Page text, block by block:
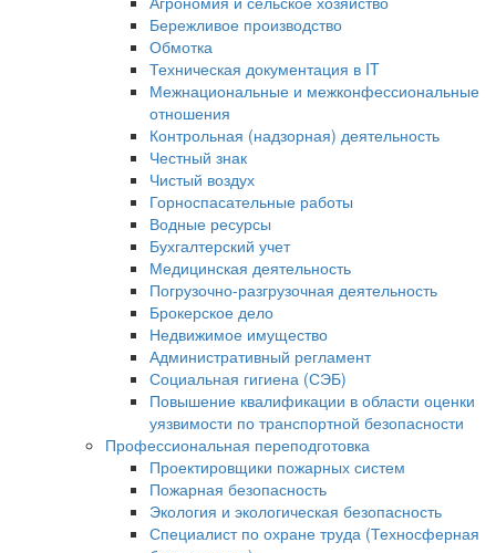
Бережливое производство
Обмотка
Техническая документация в IT
Межнациональные и межконфессиональные
отношения
Контрольная (надзорная) деятельность
Честный знак
Чистый воздух
Горноспасательные работы
Водные ресурсы
Бухгалтерский учет
Медицинская деятельность
Погрузочно-разгрузочная деятельность
Брокерское дело
Недвижимое имущество
Административный регламент
Социальная гигиена (СЭБ)
Повышение квалификации в области оценки
уязвимости по транспортной безопасности
Профессиональная переподготовка
Проектировщики пожарных систем
Пожарная безопасность
Экология и экологическая безопасность
Специалист по охране труда (Техносферная